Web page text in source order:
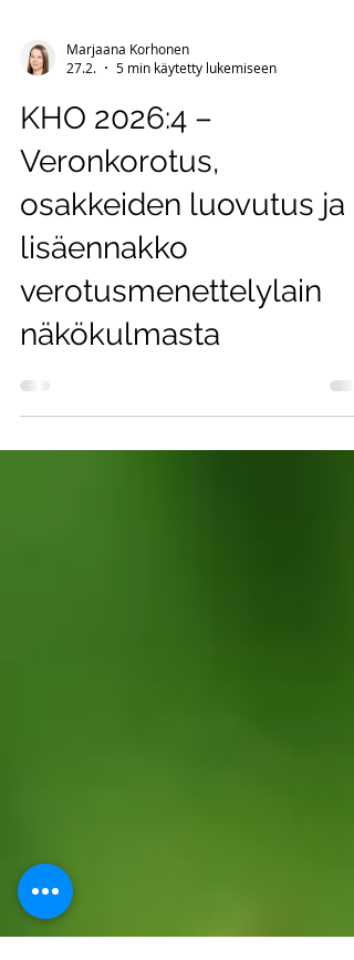
Marjaana Korhonen
27.2.
5 min käytetty lukemiseen
KHO 2026:4 –
Veronkorotus,
osakkeiden luovutus ja
lisäennakko
verotusmenettelylain